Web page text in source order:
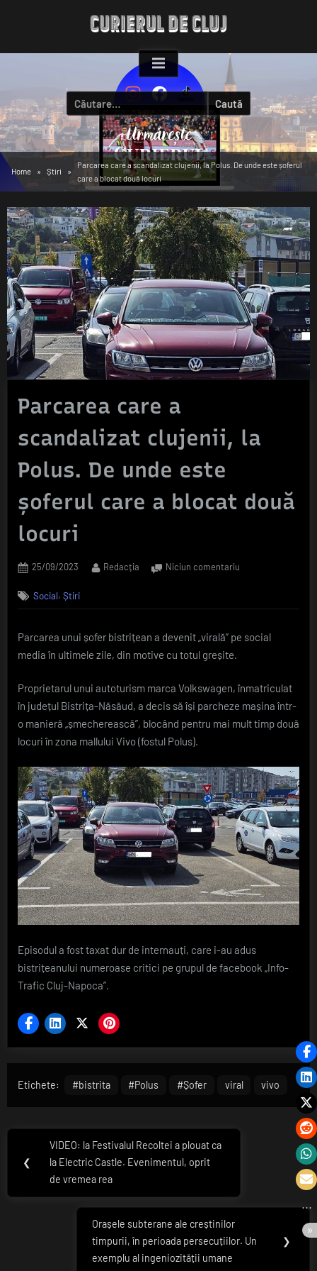
Caută
după:
Home Știri
Parcarea care a scandalizat clujenii, la Polus. De unde este șoferul
care a blocat două locuri
Parcarea care a
scandalizat clujenii, la
Polus. De unde este
șoferul care a blocat două
locuri
Posted
25/09/2023 By
Redacția Niciun comentariu
a
clujenii,
De
șoferul
blocat
două
locuri
Social, Știri
Parcarea unui șofer bistrițean a devenit „virală” pe social
media în ultimele zile, din motive cu totul greșite.
Proprietarul unui autoturism marca Volkswagen, înmatriculat
în județul Bistrița-Năsăud, a decis să își parcheze mașina într-
o manieră „șmecherească”, blocând pentru mai mult timp două
locuri în zona mallului Vivo (fostul Polus).
Episodul a fost taxat dur de internauți, care i-au adus
bistrițeanului numeroase critici pe grupul de facebook „Info-
Trafic Cluj-Napoca”.
Etichete: #bistrita #Polus #Șofer viral vivo
Navigare
articole
❮
Previous
Post:
VIDEO: la Festivalul Recoltei a plouat ca
la Electric Castle. Evenimentul, oprit
de vremea rea
Next
Post:
Orașele subterane ale creștinilor
timpurii, în perioada persecuțiilor. Un
exemplu al ingeniozității umane
❯